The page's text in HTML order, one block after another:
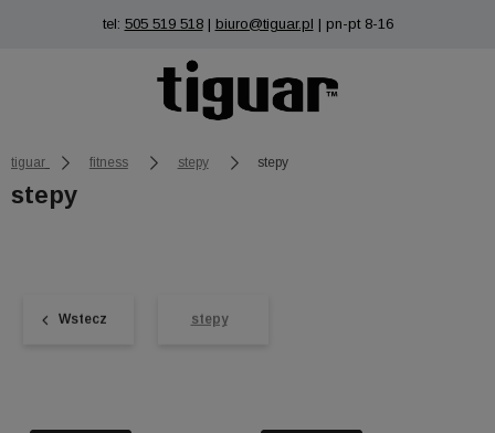
tel: 505 519 518| biuro@tiguar.pl | pn-pt 8-16
tiguar fitness stepy stepy
stepy
Wstecz stepy